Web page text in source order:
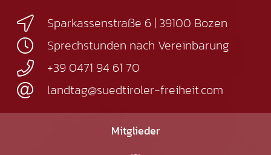
Sparkassenstraße 6 | 39100 Bozen
Sprechstunden nach Vereinbarung
+39 0471 94 61 70
landtag@suedtiroler-freiheit.com
Mitglieder